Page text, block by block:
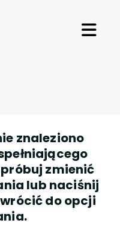
znaleziono
zmienić
lub naciśnij
do opcji